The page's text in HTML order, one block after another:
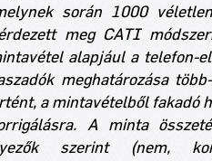
során 1000
meg CATI
alapjául a telefon-
meghatározása
a mintavételből fakadó
A minta
szerint (nem,